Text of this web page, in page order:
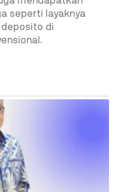
seperti layaknya
deposito di